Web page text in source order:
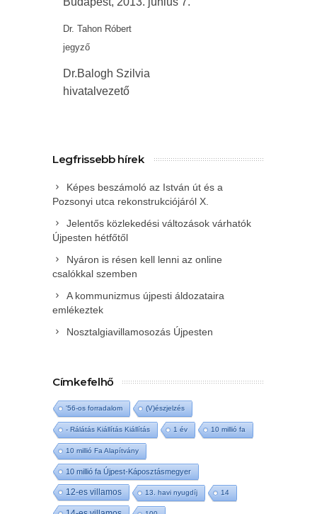
Dr. Tahon Róbert
jegyző
Dr.Balogh Szilvia
hivatalvezető
Legfrissebb hírek
Képes beszámoló az István út és a
Pozsonyi utca rekonstrukciójáról X.
Jelentős közlekedési változások várhatók
Újpesten hétfőtől
Nyáron is résen kell lenni az online
csalókkal szemben
A kommunizmus újpesti áldozataira
emlékeztek
Nosztalgiavillamosozás Újpesten
Címkefelhő
'56-os forradalom (V)észjelzés
- Rálátás Kiállítás Kiállítás 1 év 10 millió fa
10 millió Fa Alapítvány
10 millió fa Újpest-Káposztásmegyer
12-es villamos 13. havi nyugdíj 14